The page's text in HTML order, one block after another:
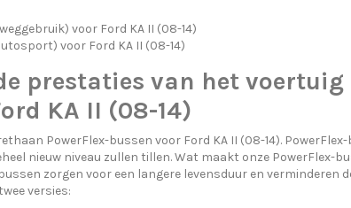
voor Ford KA II (08-14)
voor Ford KA II (08-14)
prestaties van het voertuig
KA II (08-14)
PowerFlex-bussen voor Ford KA II (08-14).
nieuw niveau zullen tillen. Wat maakt onze PowerFlex-
zorgen voor een langere levensduur en verminderen
versies: